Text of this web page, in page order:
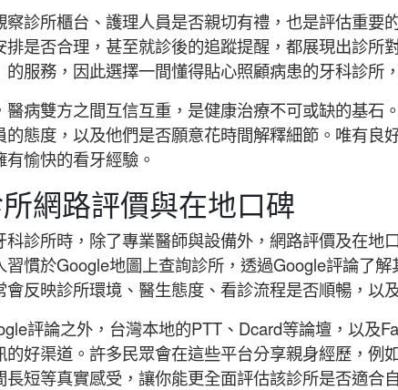
察診所櫃台、護理人員是否親切有禮，也是評估重要
排是否合理，甚至就診後的追蹤提醒，都展現出診所
的服務，因此選擇一間懂得貼心照顧病患的牙科診所
醫病雙方之間互信互重，是健康治療不可或缺的基石
的態度，以及他們是否願意花時間解釋細節。唯有良
有愉快的看牙經驗。
網路評價與在地口碑
科診所時，除了專業醫師與設備外，網路評價及在地
習慣於Google地圖上查詢診所，透過Google評論了
會反映診所環境、醫生態度、看診流程是否順暢，以
評論之外，台灣本地的PTT、Dcard等論壇，以及
的好渠道。許多民眾會在這些平台分享親身經歷，例
長短等真實感受，讓你能更全面評估該診所是否適合